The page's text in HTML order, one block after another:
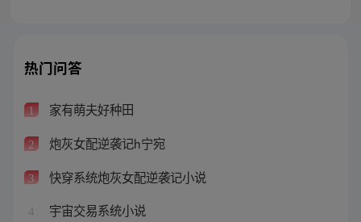
热门问答
1 家有萌夫好种田
2 炮灰女配逆袭记h宁宛
3 快穿系统炮灰女配逆袭记小说
4 宇宙交易系统小说